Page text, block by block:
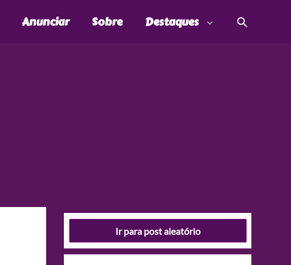
Anunciar Sobre Destaques
Ir para post aleatório